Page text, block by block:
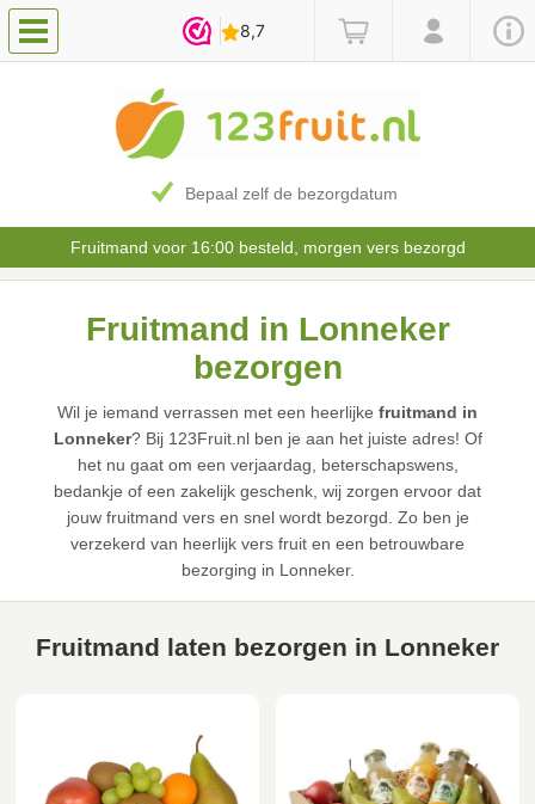
Bepaal zelf de bezorgdatum
Fruitmand voor 16:00 besteld, morgen vers bezorgd
Fruitmand in Lonneker
bezorgen
Wil je iemand verrassen met een heerlijke fruitmand in
Lonneker? Bij 123Fruit.nl ben je aan het juiste adres! Of
het nu gaat om een verjaardag, beterschapswens,
bedankje of een zakelijk geschenk, wij zorgen ervoor dat
jouw fruitmand vers en snel wordt bezorgd. Zo ben je
verzekerd van heerlijk vers fruit en een betrouwbare
bezorging in Lonneker.
Fruitmand laten bezorgen in Lonneker